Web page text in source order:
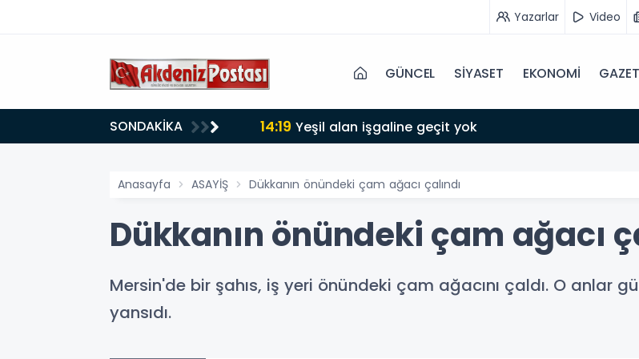
Yazarlar Video
GÜNCEL SİYASET EKONOMİ
SONDAKİKA
30 dereceyi gördü 14:19 Yeşil alan işgaline geçit yok
Anasayfa ASAYİŞ Dükkanın önündeki çam ağacı çalındı
Dükkanın önündeki çam ağacı
Mersin'de bir şahıs, iş yeri önündeki çam ağacını çaldı. O anlar
yansıdı.